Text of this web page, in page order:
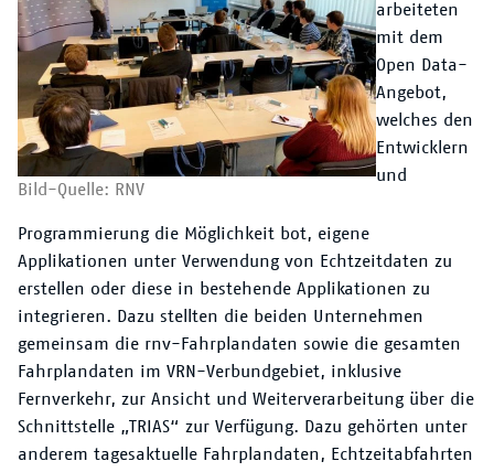
Bild-Quelle: RNV
arbeiteten
mit dem
Open Data-
Angebot,
welches den
Entwicklern
und
Programmierung die Möglichkeit bot, eigene
Applikationen unter Verwendung von Echtzeitdaten zu
erstellen oder diese in bestehende Applikationen zu
integrieren. Dazu stellten die beiden Unternehmen
gemeinsam die rnv-Fahrplandaten sowie die gesamten
Fahrplandaten im VRN-Verbundgebiet, inklusive
Fernverkehr, zur Ansicht und Weiterverarbeitung über die
Schnittstelle „TRIAS“ zur Verfügung. Dazu gehörten unter
anderem tagesaktuelle Fahrplandaten, Echtzeitabfahrten